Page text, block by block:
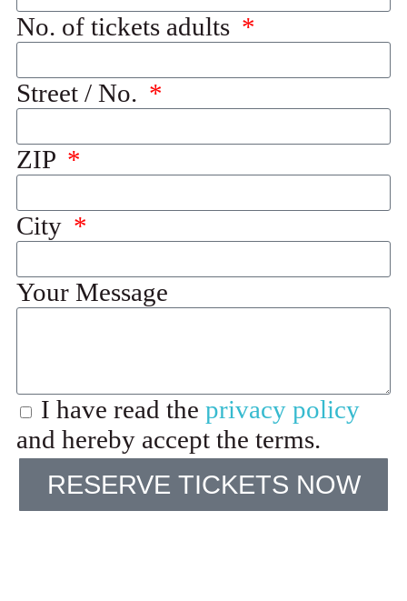
No. of tickets adults
Street / No.
ZIP
City
Your Message
I have read the privacy policy
and hereby accept the terms.
RESERVE TICKETS NOW